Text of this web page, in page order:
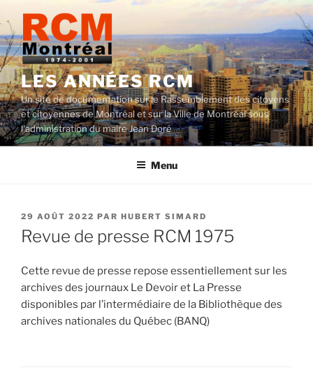
au
contenu
LES ANNÉES RCM
Un site de documentation sur le Rassemblement des citoyens
et citoyennes de Montréal et sur la Ville de Montréal sous
l'administration du maire Jean Doré
Menu
PUBLIÉ
LE
29 AOÛT 2022 PAR HUBERT SIMARD
Revue de presse RCM 1975
Cette revue de presse repose essentiellement sur les
archives des journaux Le Devoir et La Presse
disponibles par l’intermédiaire de la Bibliothèque des
archives nationales du Québec (BANQ)